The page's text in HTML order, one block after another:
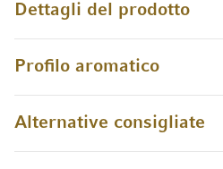
Dettagli del prodotto
Profilo aromatico
Alternative consigliate